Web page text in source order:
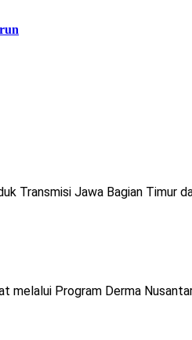
Transmisi Jawa Bagian Timur
melalui Program Derma